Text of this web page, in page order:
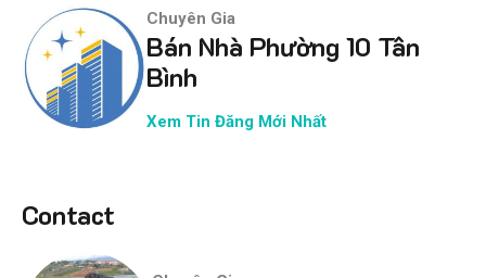
Chuyên Gia
Bán Nhà Phường 10 Tân
Bình
Xem Tin Đăng Mới Nhất
Contact